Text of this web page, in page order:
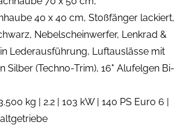
40 x 40 cm, Stoßfänger lackiert,
Nebelscheinwerfer, Lenkrad &
Lederausführung, Luftauslässe mit
Silber (Techno-Trim), 16" Alufelgen Bi-
kg | 2.2 | 103 kW | 140 PS Euro 6 |